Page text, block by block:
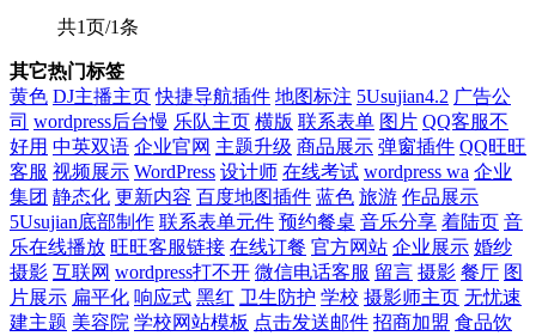
共1页/1条
其它热门标签
黄色 DJ主播主页 快捷导航插件 地图标注 5Usujian4.2 广告公
司 wordpress后台慢 乐队主页 横版 联系表单 图片 QQ客服不
好用 中英双语 企业官网 主题升级 商品展示 弹窗插件 QQ旺旺
客服 视频展示 WordPress 设计师 在线考试 wordpress wa 企业
集团 静态化 更新内容 百度地图插件 蓝色 旅游 作品展示
5Usujian底部制作 联系表单元件 预约餐桌 音乐分享 着陆页 音
乐在线播放 旺旺客服链接 在线订餐 官方网站 企业展示 婚纱
摄影 互联网 wordpress打不开 微信电话客服 留言 摄影 餐厅 图
片展示 扁平化 响应式 黑红 卫生防护 学校 摄影师主页 无忧速
建主题 美容院 学校网站模板 点击发送邮件 招商加盟 食品饮